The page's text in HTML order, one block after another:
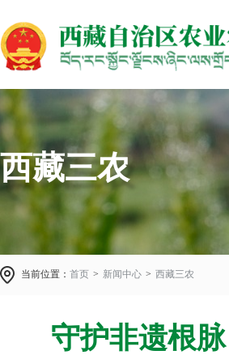
西藏三农
当前位置： 首页 > 新闻中心 > 西藏三农
守护非遗根